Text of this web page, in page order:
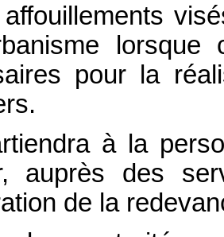
lorsque
pour la
à la
auprès des
de la